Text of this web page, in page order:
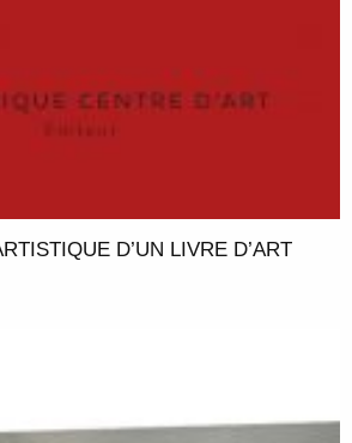
D’UN LIVRE D’ART